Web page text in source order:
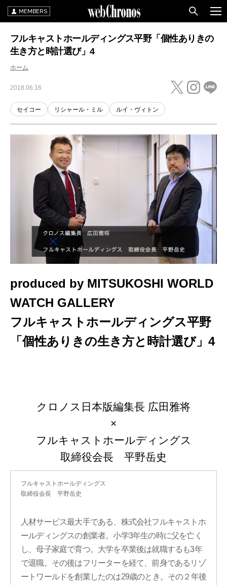
MEMBERS
フルキャストホールディングス平野「個性ありきの
生き方と時計選び」4
ホーム
2018.06.16
セイコー リシャール・ミル ルイ・ヴィトン
produced by MITSUKOSHI WORLD
WATCH GALLERY
フルキャストホールディングス平野
「個性ありきの生き方と時計選び」4
クロノス日本版編集長 広田雅将
×
フルキャストホールディングス
取締役会長 平野岳史
フルキャストホールディングス
取締役会長 平野岳史
人材サービス最大手である、株式会社フルキャストホ
ールディングスの創業者。小学3年生の時に父を亡く
し、母子家庭で育つ。大学を卒業後は就職するも3年
で退職。その後はフリーターを経て、前身であるリゾ
ートワールドを創業したのは29歳のとき。その２年後